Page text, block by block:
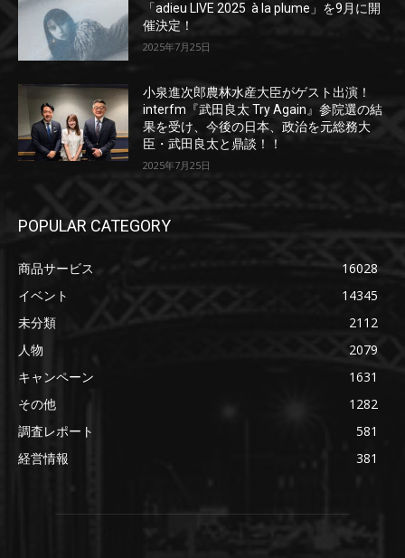
「adieu LIVE 2025 à la plume」を9月に開
催決定！
2025年7月25日
小泉進次郎農林水産大臣がゲスト出演！
interfm『武田良太 Try Again』参院選の結
果を受け、今後の日本、政治を元総務大
臣・武田良太と鼎談！！
2025年7月25日
POPULAR CATEGORY
商品サービス
16028
イベント
14345
未分類
2112
人物
2079
キャンペーン
1631
その他
1282
調査レポート
581
経営情報
381